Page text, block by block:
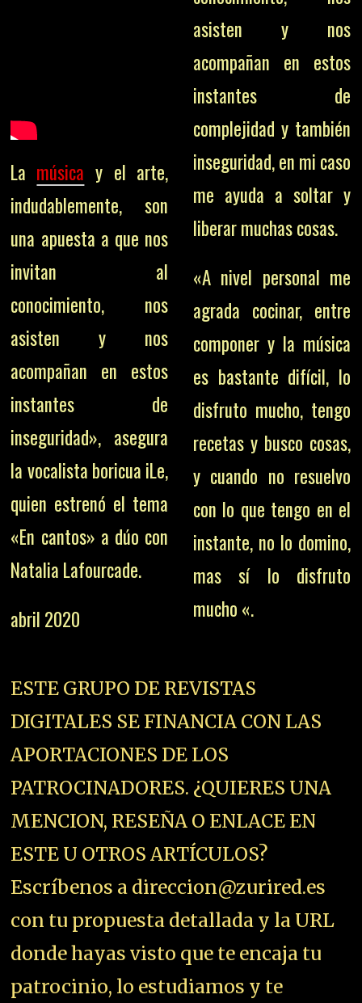
La música y el arte,
indudablemente, son
una apuesta a que nos
invitan al
conocimiento, nos
asisten y nos
acompañan en estos
instantes de
inseguridad», asegura
la vocalista boricua iLe,
quien estrenó el tema
«En cantos» a dúo con
Natalia Lafourcade.
abril 2020
asisten y nos
acompañan en estos
instantes de
complejidad y también
inseguridad, en mi caso
me ayuda a soltar y
liberar muchas cosas.
«A nivel personal me
agrada cocinar, entre
componer y la música
es bastante difícil, lo
disfruto mucho, tengo
recetas y busco cosas,
y cuando no resuelvo
con lo que tengo en el
instante, no lo domino,
mas sí lo disfruto
mucho «.
ESTE GRUPO DE REVISTAS
DIGITALES SE FINANCIA CON LAS
APORTACIONES DE LOS
PATROCINADORES. ¿QUIERES UNA
MENCION, RESEÑA O ENLACE EN
ESTE U OTROS ARTÍCULOS?
Escríbenos a direccion@zurired.es
con tu propuesta detallada y la URL
donde hayas visto que te encaja tu
patrocinio, lo estudiamos y te